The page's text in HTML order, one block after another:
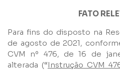
FATO
Para fins do disposto na
de agosto de 2021,
CVM nº 476, de 16 de
alterada (“Instrução CVM